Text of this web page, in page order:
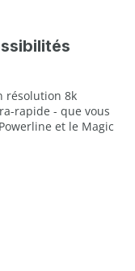
résolution 8k
rapide - que vous
et le Magic